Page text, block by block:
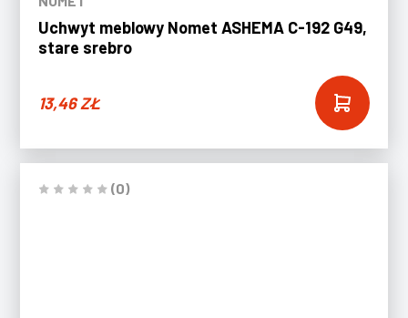
Uchwyt meblowy Nomet ASHEMA C-192 G49,
stare srebro
13,46ZŁ
(0)